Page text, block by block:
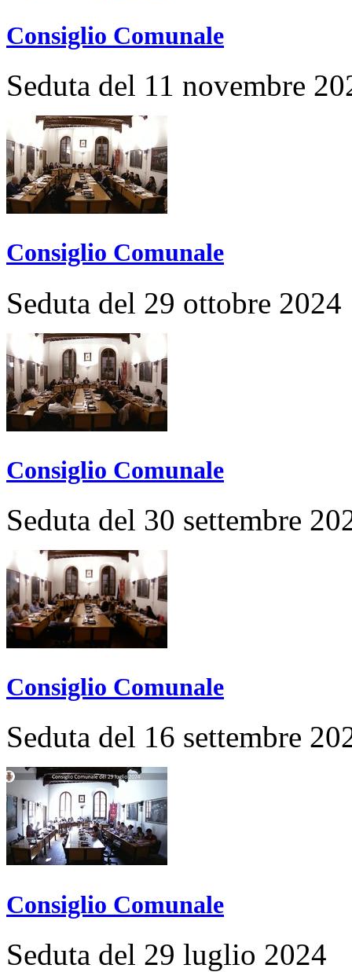
Consiglio Comunale
Seduta del 11 novembre
Consiglio Comunale
Seduta del 29 ottobre 2024
Consiglio Comunale
Seduta del 30 settembre
Consiglio Comunale
Seduta del 16 settembre
Consiglio Comunale
Seduta del 29 luglio 2024